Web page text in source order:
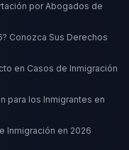
por Abogados de
Conozca Sus Derechos
en Casos de Inmigración
para los Inmigrantes en
Inmigración en 2026